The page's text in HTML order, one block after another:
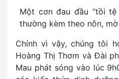
Một cơn đau đầu “tồi
thường kèm theo nôn,
Chính vì vậy, chúng tôi
Hoàng Thị Thơm và Đài
Mau phát sóng vào lúc